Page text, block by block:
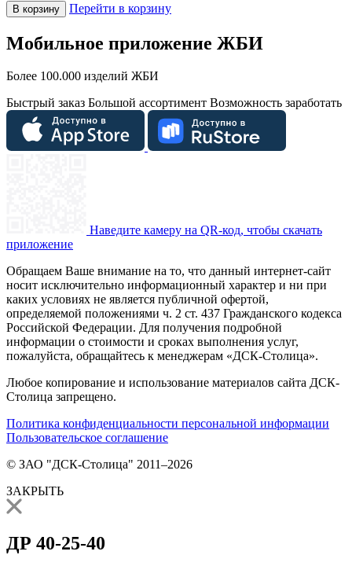
В корзину Перейти в корзину
Мобильное приложение ЖБИ
Более 100.000 изделий ЖБИ
Быстрый заказ Большой ассортимент Возможность заработать
Наведите камеру на QR-код, чтобы скачать
приложение
Обращаем Ваше внимание на то, что данный интернет-сайт
носит исключительно информационный характер и ни при
каких условиях не является публичной офертой,
определяемой положениями ч. 2 ст. 437 Гражданского кодекса
Российской Федерации. Для получения подробной
информации о стоимости и сроках выполнения услуг,
пожалуйста, обращайтесь к менеджерам «ДСК-Столица».
Любое копирование и использование материалов сайта ДСК-
Столица запрещено.
Политика конфиденциальности персональной информации
Пользовательское соглашение
© ЗАО "ДСК-Столица" 2011–2026
ЗАКРЫТЬ
ДР 40-25-40